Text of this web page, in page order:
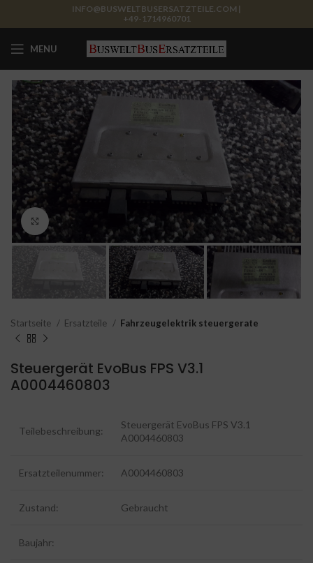
INFO@BUSWELTBUSERSATZTEILE.COM |
+49-1714960701
MENU
Click to enlarge
Startseite Ersatzteile Fahrzeugelektrik steuergerate
Steuergerät EvoBus FPS V3.1
A0004460803
Teilebeschreibung:
Steuergerät EvoBus FPS V3.1
A0004460803
Ersatzteilenummer: A0004460803
Zustand: Gebraucht
Baujahr: